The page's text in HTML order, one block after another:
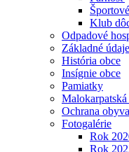
Klub
Odpadové
Základné
História obce
Insígnie obce
Pamiatky
Malokarpatská
Ochrana
Fotogalérie
Rok
Rok